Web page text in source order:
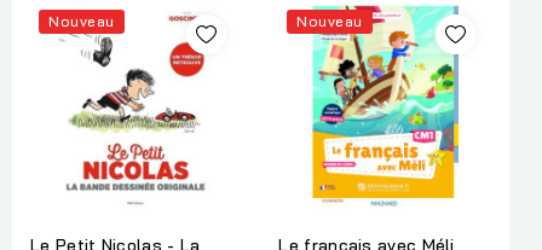
Nouveau
Le Petit Nicolas - La
Nouveau
Le français avec Méli